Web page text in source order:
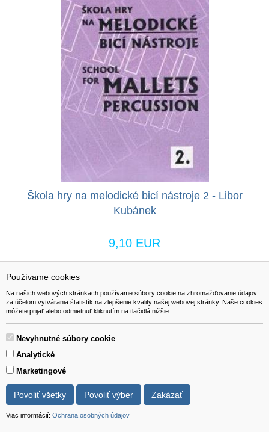
Používame cookies
Na našich webových stránkach používame súbory cookie na zhromažďovanie údajov
za účelom vytvárania štatistík na zlepšenie kvality našej webovej stránky. Naše cookies
môžete prijať alebo odmietnuť kliknutím na tlačidlá nižšie.
Nevyhnutné súbory cookie
Analytické
Marketingové
Povoliť všetky Povoliť výber Zakázať
Viac informácií: Ochrana osobných údajov
Škola hry na melodické bicí nástroje 2 - Libor
Kubánek
9,10 EUR